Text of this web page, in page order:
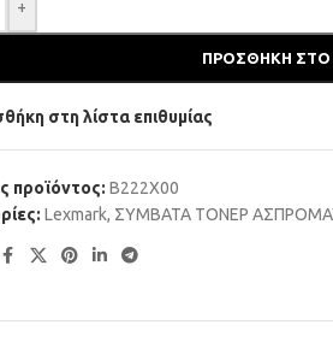
+
ΠΡΟΣΘΉΚΗ ΣΤΟ
στη λίστα επιθυμίας
προϊόντος: B222X00
Lexmark, ΣΥΜΒΑΤΑ ΤΟΝΕΡ